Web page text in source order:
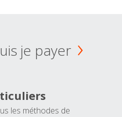
je payer
les méthodes de